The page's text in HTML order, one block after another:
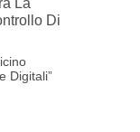
Di
Digitali”